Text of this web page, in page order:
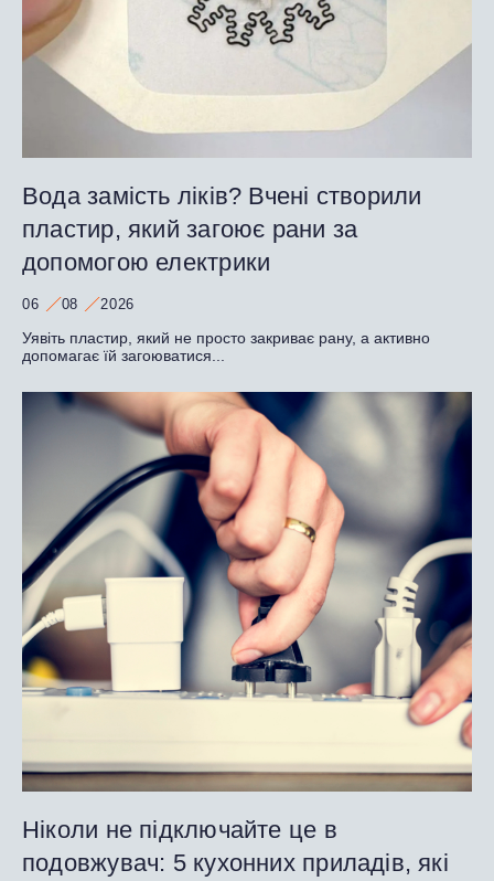
Вода замість ліків? Вчені створили
пластир, який загоює рани за
допомогою електрики
06 08 2026
Уявіть пластир, який не просто закриває рану, а активно
допомагає їй загоюватися...
Ніколи не підключайте це в
подовжувач: 5 кухонних приладів, які